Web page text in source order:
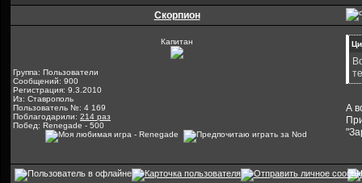
Скорпион
Капитан
Группа: Пользователи
Сообщений: 900
Регистрация: 9.3.2010
Из: Ставрополь
Пользователь №: 4 169
Поблагодарили: 214 раз
Побед: Renegade - 500
А